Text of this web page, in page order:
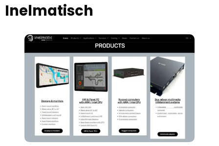
Inelmatisch